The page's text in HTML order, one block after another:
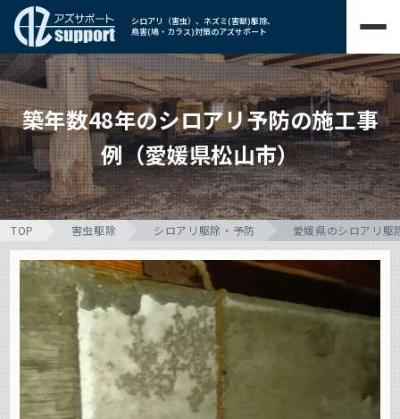
シロアリ（害虫）、ネズミ(害獣)駆除、
鳥害(鳩・カラス)対策のアズサポート
築年数48年のシロアリ予防の施工事
例（愛媛県松山市）
TOP 害虫駆除 シロアリ駆除・予防 愛媛県のシロアリ駆